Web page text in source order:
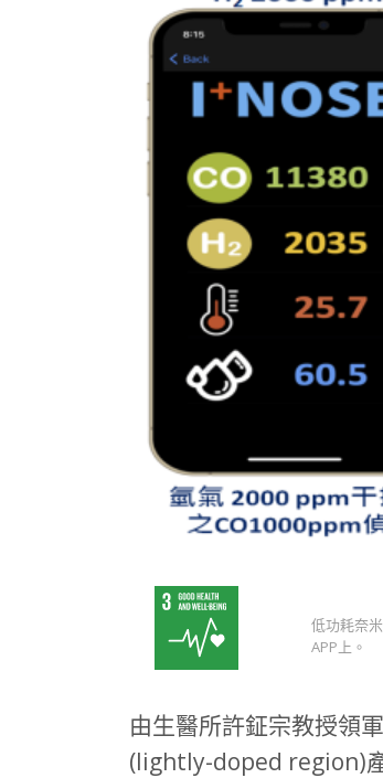
低功耗奈
APP上。
由生醫所許鉦宗教授領
(lightly-doped region)